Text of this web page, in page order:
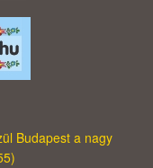
Budapest a nagy